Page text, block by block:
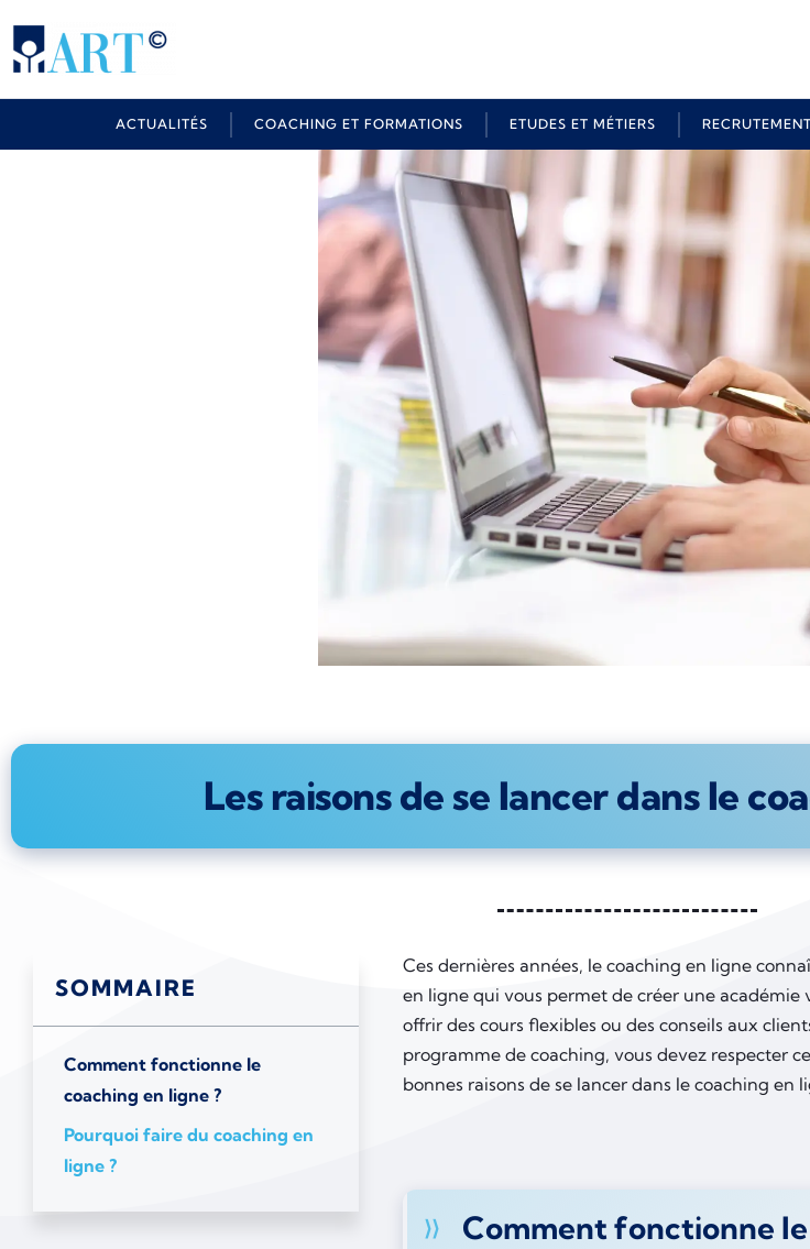
ACTUALITÉS COACHING ET FORMATIONS ETUDES ET MÉTIERS
Les raisons de se lancer dans le
SOMMAIRE
Comment fonctionne le
coaching en ligne ?
Pourquoi faire du coaching en
ligne ?
Ces dernières années, le coaching en ligne
en ligne qui vous permet de créer une
offrir des cours flexibles ou des conseils aux
programme de coaching, vous devez respecter
bonnes raisons de se lancer dans le coaching en
Comment fonctionne